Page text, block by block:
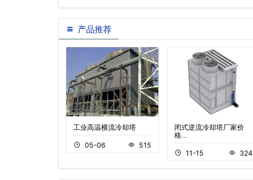
产品推荐
工业高温横流冷却塔
05-06 515
闭式逆流冷却塔厂家价
格…
11-15 324